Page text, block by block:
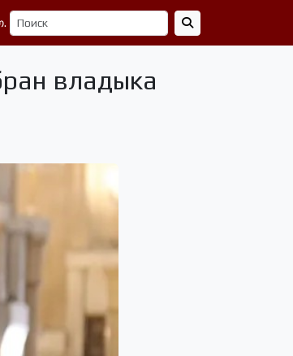
владыка